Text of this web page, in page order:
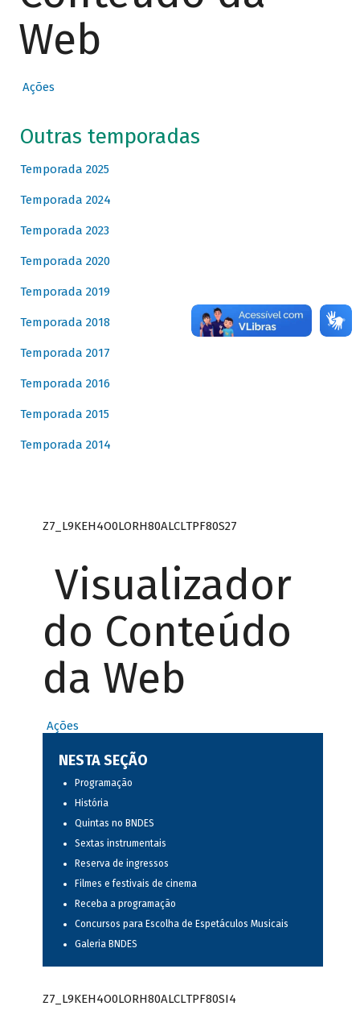
Web
Ações
Outras temporadas
Temporada 2025
Temporada 2024
Temporada 2023
Temporada 2020
Temporada 2019
Temporada 2018
Temporada 2017
Temporada 2016
Temporada 2015
Temporada 2014
Z7_L9KEH4O0LORH80ALCLTPF80S27
Visualizador
do Conteúdo
da Web
Ações
NESTA SEÇÃO
Programação
História
Quintas no BNDES
Sextas instrumentais
Reserva de ingressos
Filmes e festivais de cinema
Receba a programação
Concursos para Escolha de Espetáculos Musicais
Galeria BNDES
Z7_L9KEH4O0LORH80ALCLTPF80SI4